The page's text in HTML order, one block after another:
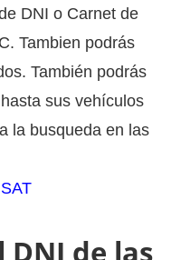
DNI o Carnet de
Tambien podrás
También podrás
sus vehículos
la busqueda en las
DNI de las